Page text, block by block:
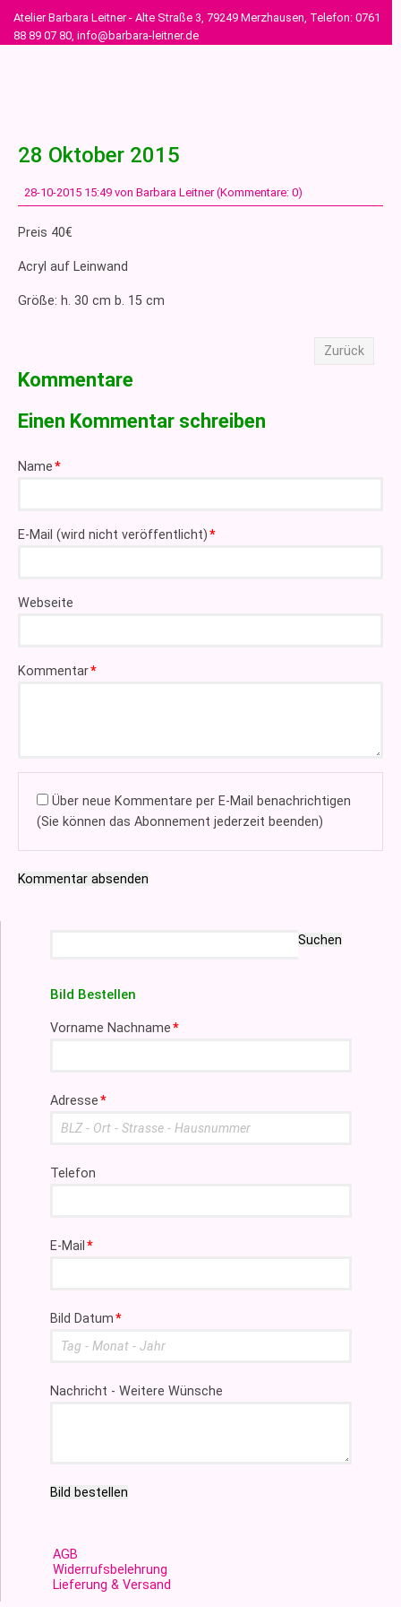
Atelier Barbara Leitner - Alte Straße 3, 79249 Merzhausen, Telefon: 0761
88 89 07 80, info@barbara-leitner.de
28 Oktober 2015
28-10-2015 15:49 von Barbara Leitner (Kommentare: 0)
Preis 40€
Acryl auf Leinwand
Größe: h. 30 cm b. 15 cm
Zurück
Kommentare
Einen Kommentar schreiben
Pflichtfeld
Name*
Pflichtfeld
E-Mail (wird nicht veröffentlicht)*
Webseite
Pflichtfeld
Kommentar*
Über neue Kommentare per E-Mail benachrichtigen
(Sie können das Abonnement jederzeit beenden)
Kommentar absenden
Suchen
Bild Bestellen
Pflichtfeld
Vorname Nachname*
Pflichtfeld
Adresse*
Telefon
Pflichtfeld
E-Mail*
Pflichtfeld
Bild Datum*
Nachricht - Weitere Wünsche
Bild bestellen
AGB
Widerrufsbelehrung
Lieferung & Versand